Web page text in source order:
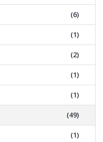
(6)
(1)
(2)
(1)
(1)
(49)
(1)